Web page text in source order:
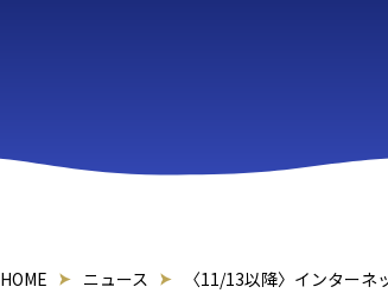
HOME ニュース 〈11/13以降〉インター